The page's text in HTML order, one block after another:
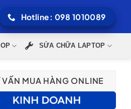
Hotline: 098 1010089
SỬA CHỮA LAPTOP
VẤN MUA HÀNG ONLINE